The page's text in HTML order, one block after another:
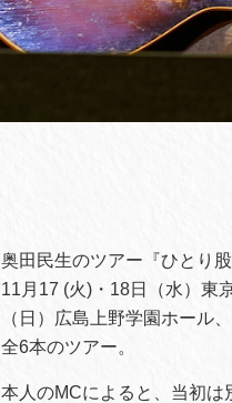
奥田民生のツアー『ひとり
11月17 (火)・18日（水）東
（日）広島上野学園ホール
全6本のツアー。
本人のMCによると、当初は